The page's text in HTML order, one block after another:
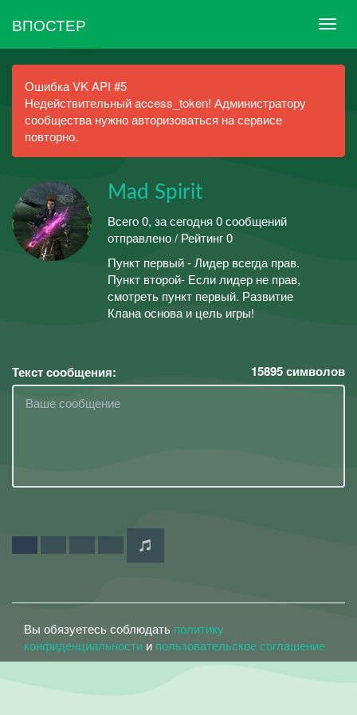
ВПОСТЕР
Ошибка VK API #5
Недействительный access_token! Администратору
сообщества нужно авторизоваться на сервисе
повторно.
Mad Spirit
Всего 0, за сегодня 0 сообщений
отправлено / Рейтинг 0
Пункт первый - Лидер всегда прав.
Пункт второй- Если лидер не прав,
смотреть пункт первый. Развитие
Клана основа и цель игры!
Текст сообщения: 15895символов
Вы обязуетесь соблюдать политику
конфиденциальности и пользовательское соглашение